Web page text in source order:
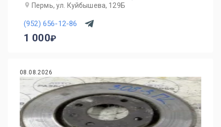
Пермь, ул. Куйбышева, 129Б
(952) 656-12-86
1 000
08.08.2026